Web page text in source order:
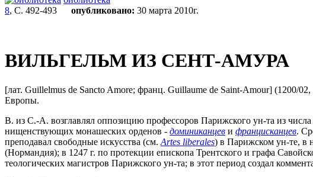
8, С. 492-493 опубликовано: 30 марта 2010г.
ВИЛЬГЕЛЬМ ИЗ СЕНТ-АМУРА
[лат. Guillelmus de Sancto Amore; франц. Guillaume de Saint-Amour] (1200/
Европы.
В. из С.-А. возглавлял оппозицию профессоров Парижского ун-та из
нищенствующих монашеских орденов - доминиканцев и францисканцев.
преподавал свободные искусства (см. Artes liberales) в Парижском ун-те, в
(Нормандия); в 1247 г. по протекции епископа Трентского и графа
теологических магистров Парижского ун-та; в этот период создал